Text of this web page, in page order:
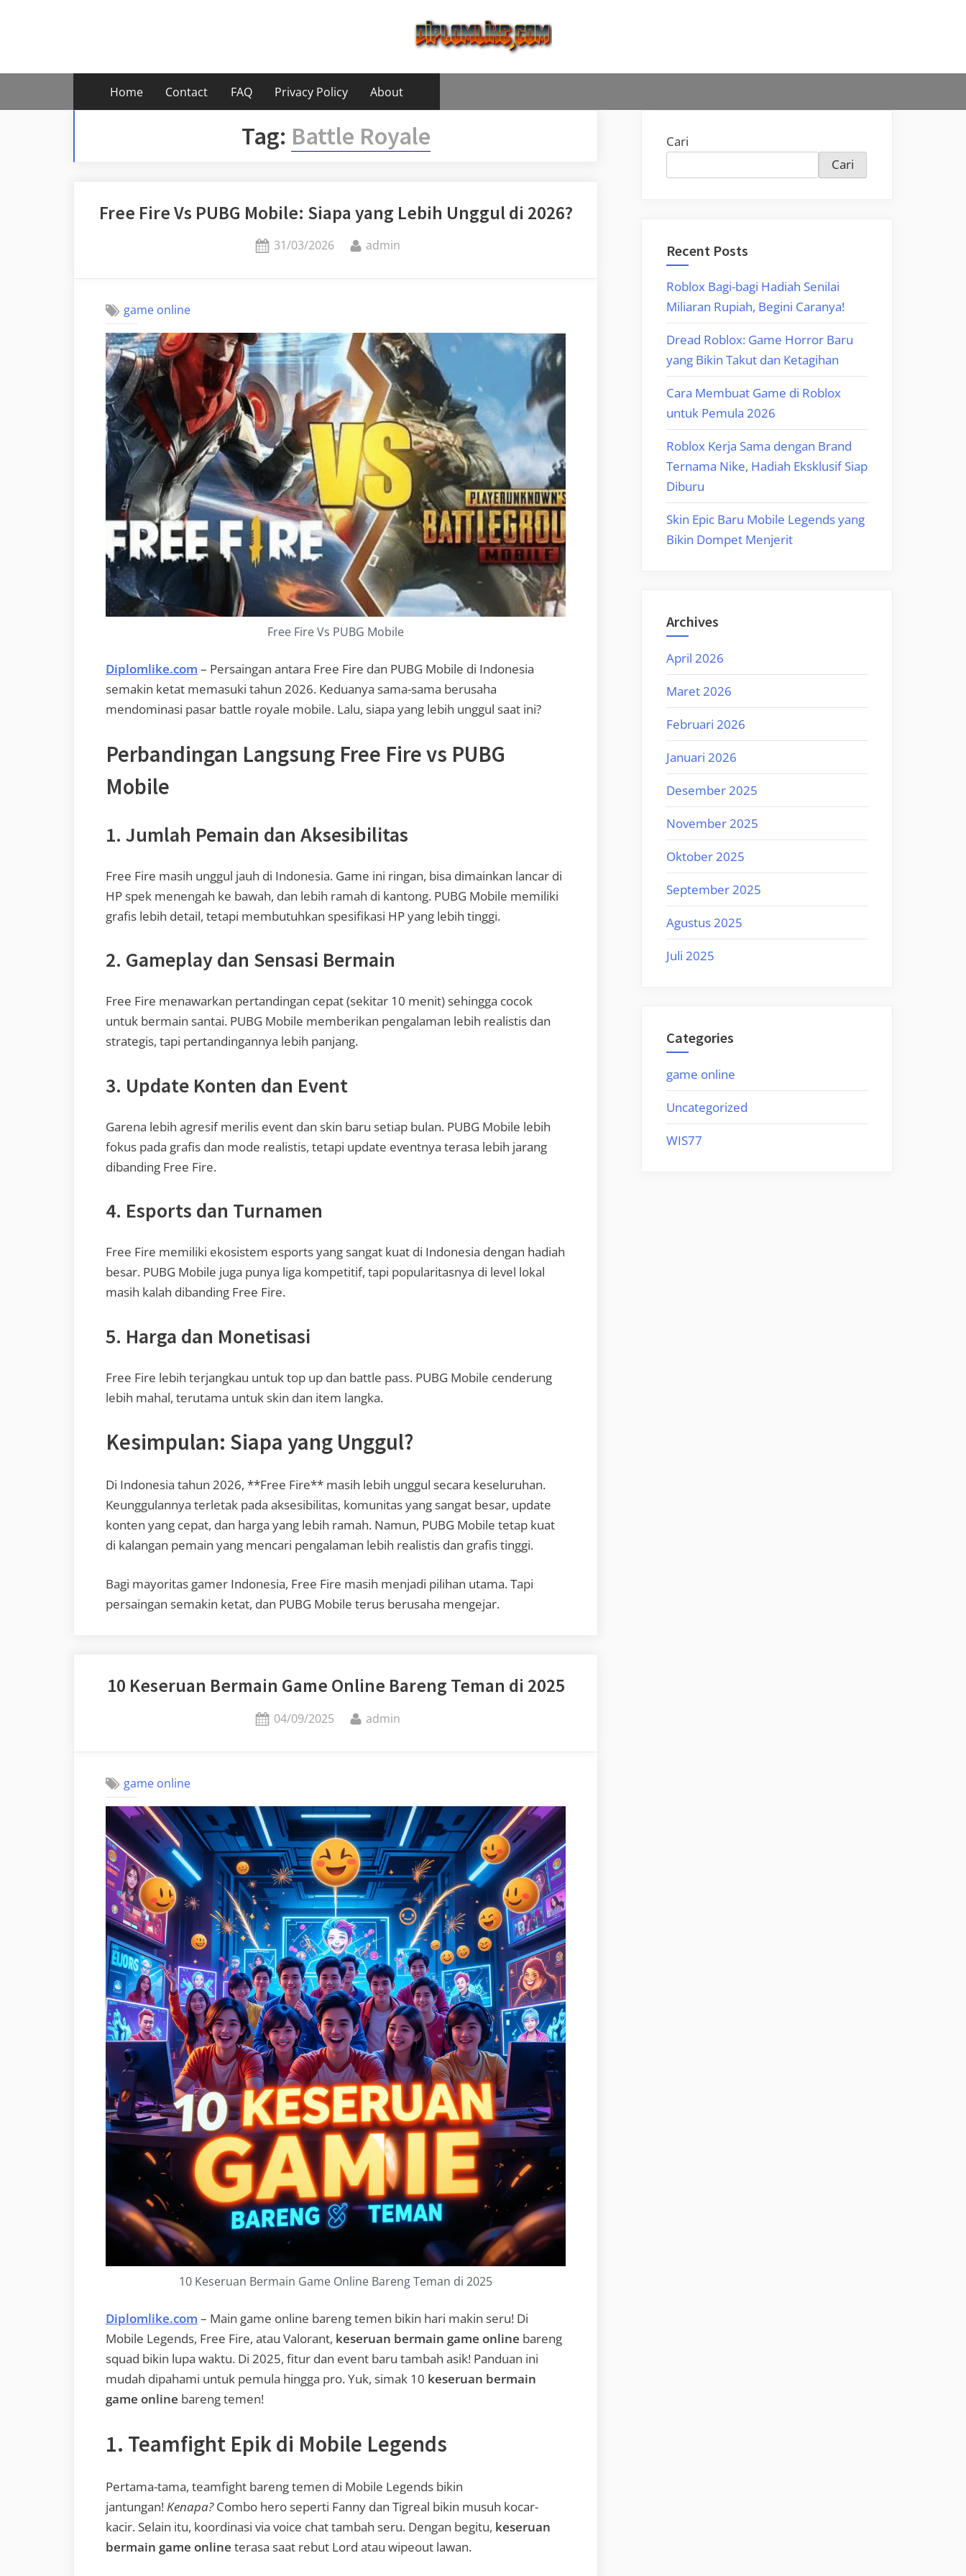
Home Contact FAQ Privacy Policy About
Tag: Battle Royale
Free Fire Vs PUBG Mobile: Siapa yang Lebih Unggul di 2026?
Posted
31/03/2026 By
admin
game online
Free Fire Vs PUBG Mobile
Diplomlike.com – Persaingan antara Free Fire dan PUBG Mobile di Indonesia
semakin ketat memasuki tahun 2026. Keduanya sama-sama berusaha
mendominasi pasar battle royale mobile. Lalu, siapa yang lebih unggul saat ini?
Perbandingan Langsung Free Fire vs PUBG
Mobile
1. Jumlah Pemain dan Aksesibilitas
Free Fire masih unggul jauh di Indonesia. Game ini ringan, bisa dimainkan lancar di
HP spek menengah ke bawah, dan lebih ramah di kantong. PUBG Mobile memiliki
grafis lebih detail, tetapi membutuhkan spesifikasi HP yang lebih tinggi.
2. Gameplay dan Sensasi Bermain
Free Fire menawarkan pertandingan cepat (sekitar 10 menit) sehingga cocok
untuk bermain santai. PUBG Mobile memberikan pengalaman lebih realistis dan
strategis, tapi pertandingannya lebih panjang.
3. Update Konten dan Event
Garena lebih agresif merilis event dan skin baru setiap bulan. PUBG Mobile lebih
fokus pada grafis dan mode realistis, tetapi update eventnya terasa lebih jarang
dibanding Free Fire.
4. Esports dan Turnamen
Free Fire memiliki ekosistem esports yang sangat kuat di Indonesia dengan hadiah
besar. PUBG Mobile juga punya liga kompetitif, tapi popularitasnya di level lokal
masih kalah dibanding Free Fire.
5. Harga dan Monetisasi
Free Fire lebih terjangkau untuk top up dan battle pass. PUBG Mobile cenderung
lebih mahal, terutama untuk skin dan item langka.
Kesimpulan: Siapa yang Unggul?
Di Indonesia tahun 2026, **Free Fire** masih lebih unggul secara keseluruhan.
Keunggulannya terletak pada aksesibilitas, komunitas yang sangat besar, update
konten yang cepat, dan harga yang lebih ramah. Namun, PUBG Mobile tetap kuat
di kalangan pemain yang mencari pengalaman lebih realistis dan grafis tinggi.
Bagi mayoritas gamer Indonesia, Free Fire masih menjadi pilihan utama. Tapi
persaingan semakin ketat, dan PUBG Mobile terus berusaha mengejar.
10 Keseruan Bermain Game Online Bareng Teman di 2025
Posted
04/09/2025 By
admin
game online
10 Keseruan Bermain Game Online Bareng Teman di 2025
Diplomlike.com – Main game online bareng temen bikin hari makin seru! Di
Mobile Legends, Free Fire, atau Valorant, keseruan bermain game online bareng
squad bikin lupa waktu. Di 2025, fitur dan event baru tambah asik! Panduan ini
mudah dipahami untuk pemula hingga pro. Yuk, simak 10 keseruan bermain
game online bareng temen!
1. Teamfight Epik di Mobile Legends
Pertama-tama, teamfight bareng temen di Mobile Legends bikin
jantungan!Kenapa?Combo hero seperti Fanny dan Tigreal bikin musuh kocar-
kacir. Selain itu, koordinasi via voice chat tambah seru. Dengan begitu, keseruan
bermain game online terasa saat rebut Lord atau wipeout lawan.
Cari
Cari
Recent Posts
Roblox Bagi-bagi Hadiah Senilai
Miliaran Rupiah, Begini Caranya!
Dread Roblox: Game Horror Baru
yang Bikin Takut dan Ketagihan
Cara Membuat Game di Roblox
untuk Pemula 2026
Roblox Kerja Sama dengan Brand
Ternama Nike, Hadiah Eksklusif Siap
Diburu
Skin Epic Baru Mobile Legends yang
Bikin Dompet Menjerit
Archives
April 2026
Maret 2026
Februari 2026
Januari 2026
Desember 2025
November 2025
Oktober 2025
September 2025
Agustus 2025
Juli 2025
Categories
game online
Uncategorized
WIS77